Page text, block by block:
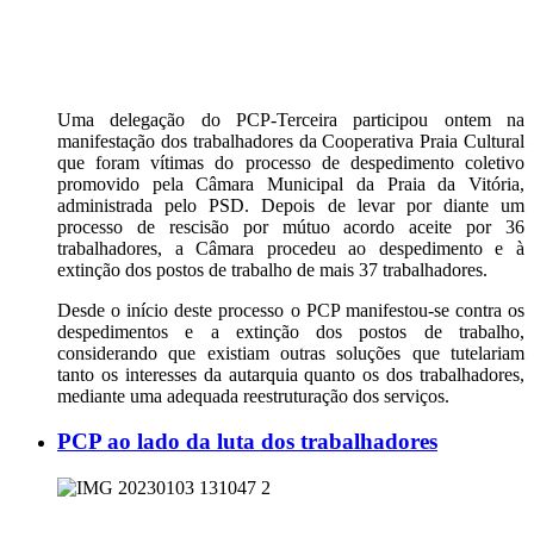
Uma delegação do PCP-Terceira participou ontem na
manifestação dos trabalhadores da Cooperativa Praia Cultural
que foram vítimas do processo de despedimento coletivo
promovido pela Câmara Municipal da Praia da Vitória,
administrada pelo PSD. Depois de levar por diante um
processo de rescisão por mútuo acordo aceite por 36
trabalhadores, a Câmara procedeu ao despedimento e à
extinção dos postos de trabalho de mais 37 trabalhadores.
Desde o início deste processo o PCP manifestou-se contra os
despedimentos e a extinção dos postos de trabalho,
considerando que existiam outras soluções que tutelariam
tanto os interesses da autarquia quanto os dos trabalhadores,
mediante uma adequada reestruturação dos serviços.
PCP ao lado da luta dos trabalhadores